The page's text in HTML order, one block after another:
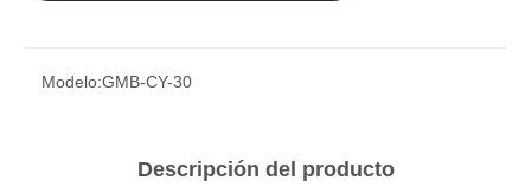
Modelo:GMB-CY-30
Descripción del producto